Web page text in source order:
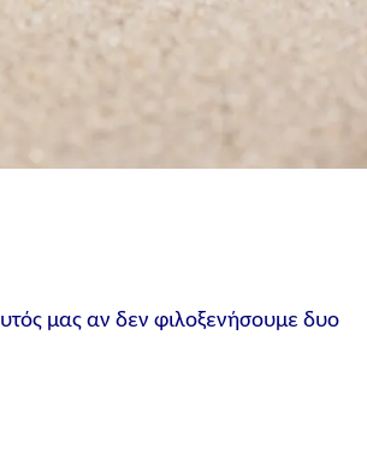
μας αν δεν φιλοξενήσουμε δυο